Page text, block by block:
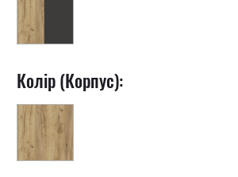
Колір (Корпус):